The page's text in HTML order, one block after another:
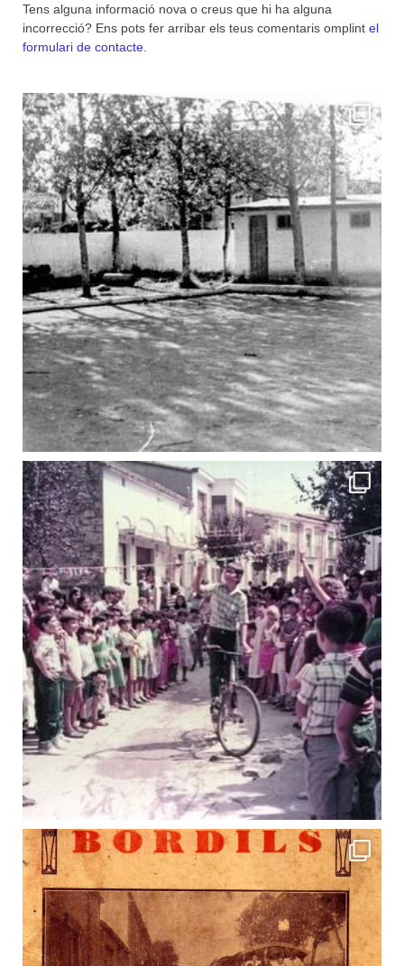
Tens alguna informació nova o creus que hi ha alguna
incorrecció? Ens pots fer arribar els teus comentaris omplint el
formulari de contacte